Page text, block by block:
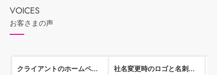
お客さまの声
クライアントのホームページ管理業務を委託 社名変更時のロゴと名刺をお願いしました